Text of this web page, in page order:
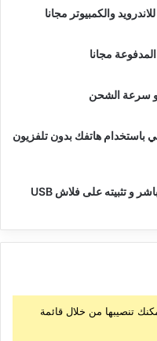
مجانا
باستخدام هاتفك بدون تلفزيون
تحميل نسخة MacOS Sierra برابط مباشر و تثبيته على فلاش USB
تنصيبها من خلال قائمة